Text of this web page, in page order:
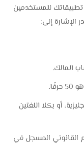
للمستخدمين
المالك.
أو بكلا اللغتين
القانوني المسجل في